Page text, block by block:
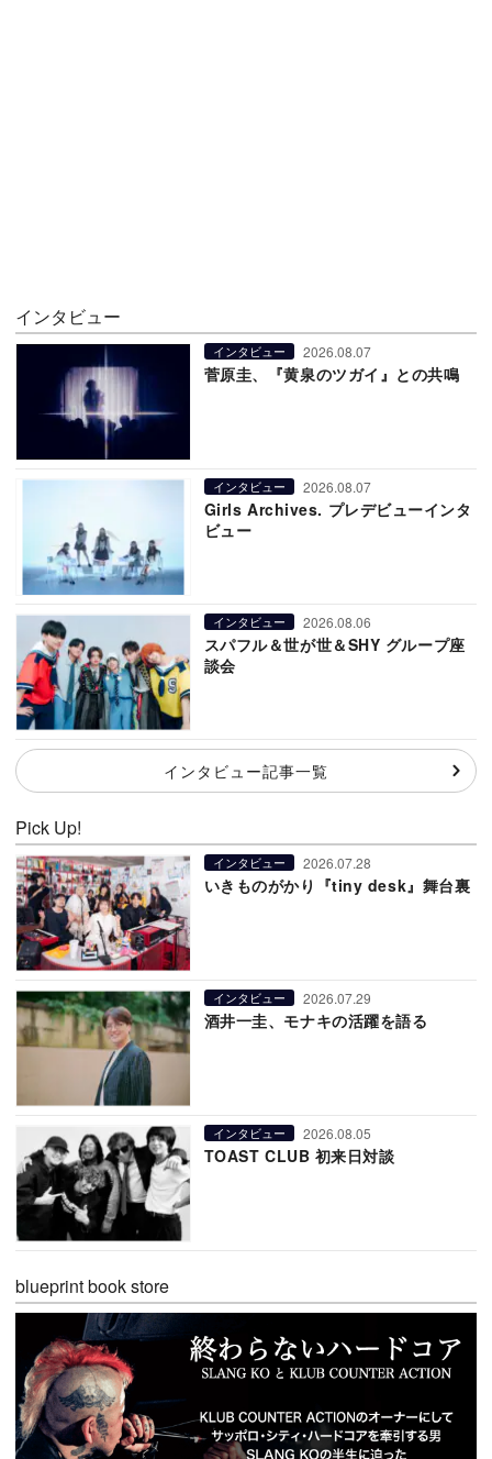
インタビュー
インタビュー 2026.08.07
菅原圭、『黄泉のツガイ』との共鳴
インタビュー 2026.08.07
Girls Archives. プレデビューインタ
ビュー
インタビュー 2026.08.06
スパフル＆世が世＆SHY グループ座
談会
インタビュー記事一覧
Pick Up!
インタビュー 2026.07.28
いきものがかり『tiny desk』舞台裏
インタビュー 2026.07.29
酒井一圭、モナキの活躍を語る
インタビュー 2026.08.05
TOAST CLUB 初来日対談
blueprint book store